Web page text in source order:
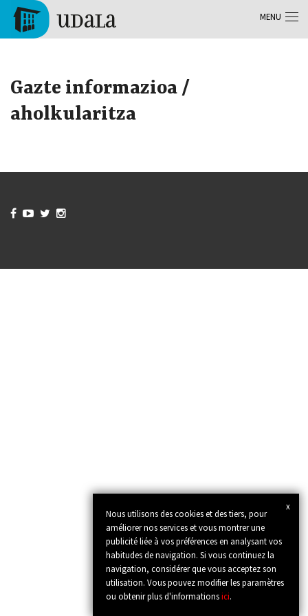
Aller au contenu principal
Gazte informazioa /
aholkularitza
x
Nous utilisons des cookies et des tiers, pour
améliorer nos services et vous montrer une
publicité liée à vos préférences en analysant vos
habitudes de navigation. Si vous continuez la
navigation, considérer que vous acceptez son
utilisation. Vous pouvez modifier les paramètres
ou obtenir plus d'informationsici.
   
MENU